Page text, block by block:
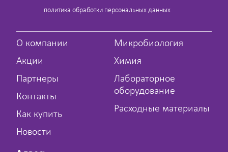
политика обработки персональных данных
О компании
Акции
Партнеры
Контакты
Как купить
Новости
Микробиология
Химия
Лабораторное
оборудование
Расходные материалы